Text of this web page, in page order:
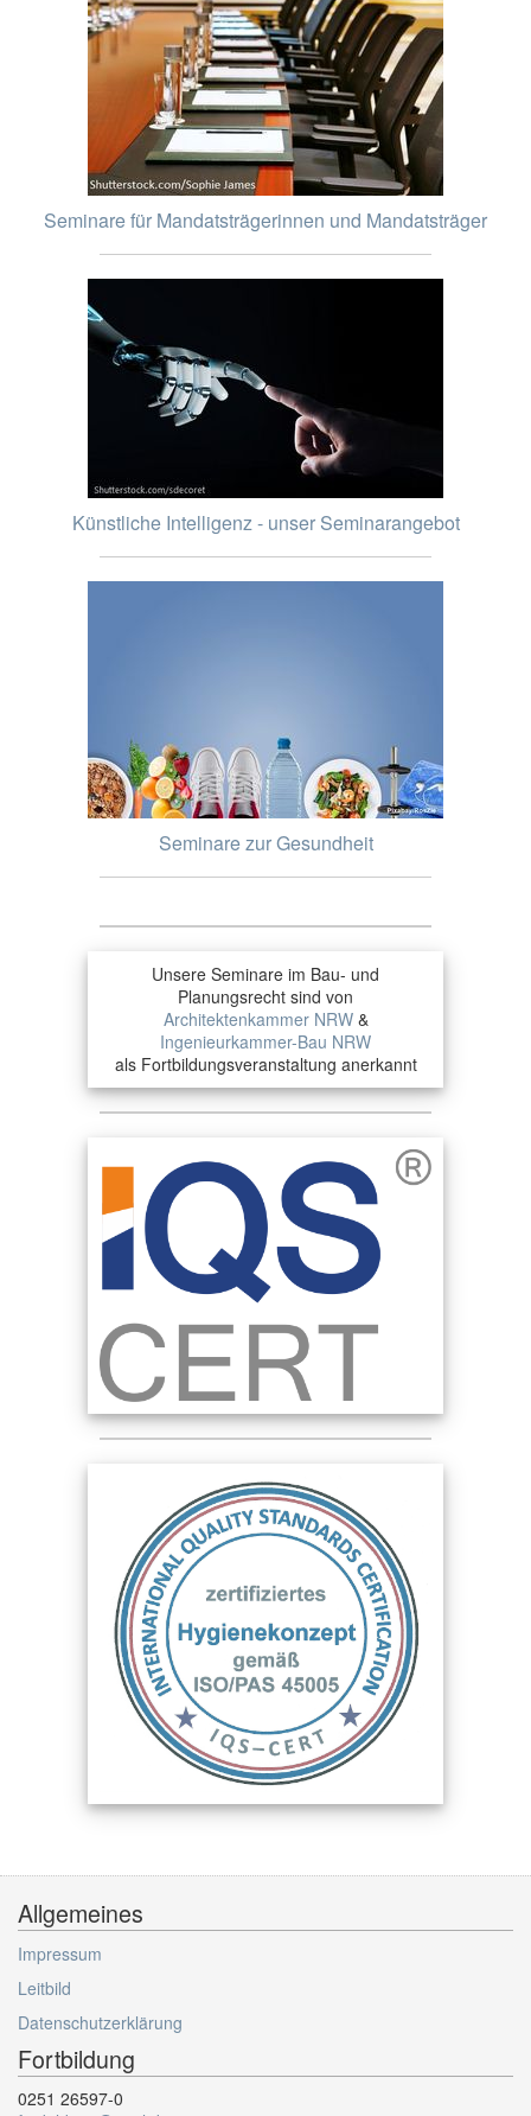
Seminare für Mandatsträgerinnen und Mandatsträger
Künstliche Intelligenz - unser Seminarangebot
Seminare zur Gesundheit
Unsere Seminare im Bau- und
Planungsrecht sind von
Architektenkammer NRW&
Ingenieurkammer-Bau NRW
als Fortbildungsveranstaltung anerkannt
Allgemeines
Impressum
Leitbild
Datenschutzerklärung
Fortbildung
0251 26597-0